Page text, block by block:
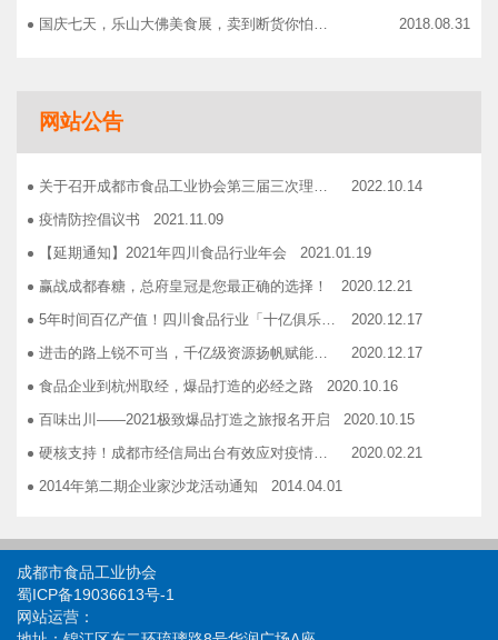
国庆七天，乐山大佛美食展，卖到断货你怕了吗？ 2018.08.31
志宏印务灾后复产暨十五周年感恩答谢会
网站公告
关于召开成都市食品工业协会第三届三次理事会的通知
2022.10.14
疫情防控倡议书
2021.11.09
【延期通知】2021年四川食品行业年会
2021.01.19
赢战成都春糖，总府皇冠是您最正确的选择！
2020.12.21
5年时间百亿产值！四川食品行业「十亿俱乐部」合伙人招募！
2020.12.17
进击的路上锐不可当，千亿级资源扬帆赋能！电商启航班招募啦！
2020.12.17
食品企业到杭州取经，爆品打造的必经之路
2020.10.16
百味出川——2021极致爆品打造之旅报名开启
2020.10.15
硬核支持！成都市经信局出台有效应对疫情稳定经济运行20条政策措施工业和信息化类项目申报指南！
2020.02.21
2014年第二期企业家沙龙活动通知
2014.04.01
关于发布成都市食品商会合作单位信息一览表的通知
2014.06.30
关于开展品牌设计援助活动的通知
关于开展成都食品优秀品牌联合形象展播活动的 通知
成都市食品工业协会
蜀ICP备19036613号-1
网站运营：